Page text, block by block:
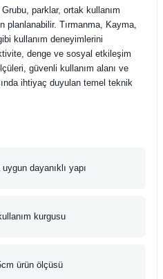
parklar, ortak kullanım
planlanabilir. Tırmanma, Kayma,
kullanım deneyimlerini
denge ve sosyal etkileşim
güvenli kullanım alanı ve
ihtiyaç duyulan temel teknik
dayanıklı yapı
kurgusu
ürün ölçüsü